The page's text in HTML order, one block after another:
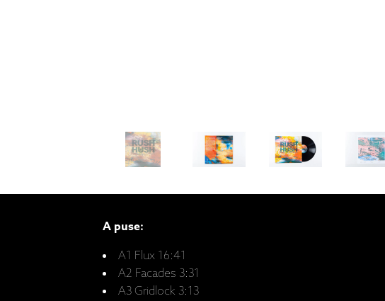
A puse:
A1 Flux 16:41
A2 Facades 3:31
A3 Gridlock 3:13